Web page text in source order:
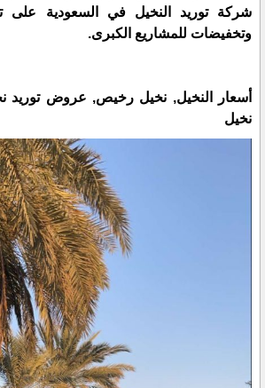
شركة توريد النخيل في السعودية على
وتخفيضات للمشاريع الكبرى.
أسعار النخيل, نخيل رخيص, عروض توريد
نخيل